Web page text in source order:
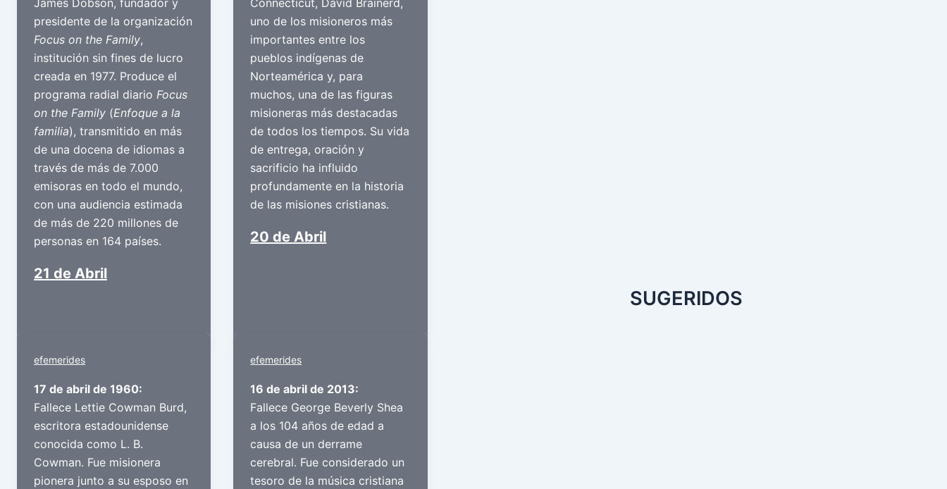
James Dobson, fundador y
presidente de la organización
Focus on the Family,
institución sin fines de lucro
creada en 1977. Produce el
programa radial diario Focus
on the Family (Enfoque a la
familia), transmitido en más
de una docena de idiomas a
través de más de 7.000
emisoras en todo el mundo,
con una audiencia estimada
de más de 220 millones de
personas en 164 países.
21 de Abril
Connecticut, David Brainerd,
uno de los misioneros más
importantes entre los
pueblos indígenas de
Norteamérica y, para
muchos, una de las figuras
misioneras más destacadas
de todos los tiempos. Su vida
de entrega, oración y
sacrificio ha influido
profundamente en la historia
de las misiones cristianas.
20 de Abril
efemerides
17 de abril de 1960:
Fallece Lettie Cowman Burd,
escritora estadounidense
conocida como L. B.
Cowman. Fue misionera
pionera junto a su esposo en
efemerides
16 de abril de 2013:
Fallece George Beverly Shea
a los 104 años de edad a
causa de un derrame
cerebral. Fue considerado un
tesoro de la música cristiana
SUGERIDOS